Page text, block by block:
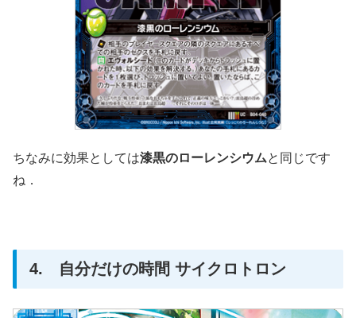
ちなみに効果としては漆黒のローレンシウムと同じです
ね．
4. 自分だけの時間 サイクロトロン